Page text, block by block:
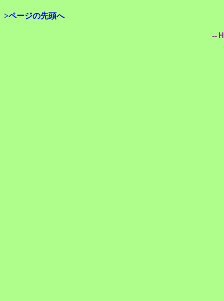
>ページの先頭へ
--